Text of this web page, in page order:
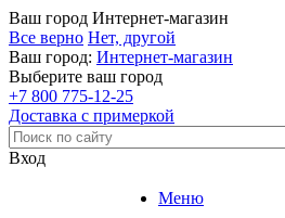
Ваш город Интернет-магазин
Все верно Нет, другой
Ваш город: Интернет-магазин
Выберите ваш город
+7 800 775-12-25
Доставка с примеркой
Вход
Меню